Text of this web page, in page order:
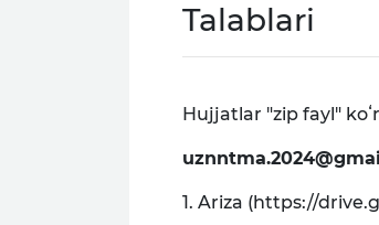
Talablari
Hujjatlar "zip fayl"
1. Ariza (https://